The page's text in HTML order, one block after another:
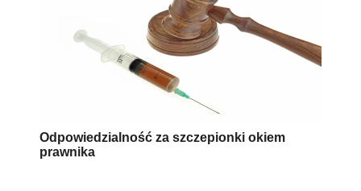
Odpowiedzialność za szczepionki okiem
prawnika